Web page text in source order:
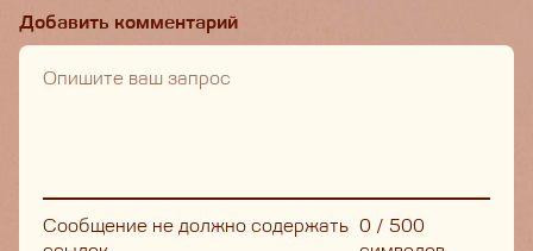
Добавить комментарий
Сообщение не должно содержать 0 / 500